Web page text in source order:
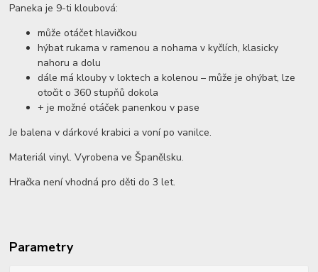
Paneka je 9-ti kloubová:
může otáčet hlavičkou
hýbat rukama v ramenou a nohama v kyčlích, klasicky
nahoru a dolu
dále má klouby v loktech a kolenou – může je ohýbat, lze
otočit o 360 stupňů dokola
+ je možné otáček panenkou v pase
Je balena v dárkové krabici a voní po vanilce.
Materiál vinyl. Vyrobena ve Španělsku.
Hračka není vhodná pro děti do 3 let.
Parametry